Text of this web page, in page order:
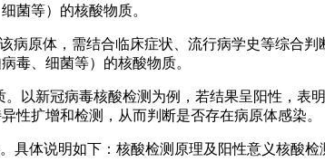
菌等）的核酸物质。
原体，需结合临床症状、流行病学史等综合
毒、细菌等）的核酸物质。
以新冠病毒核酸检测为例，若结果呈阳性，表
性扩增和检测，从而判断是否存在病原体感染。
体说明如下：核酸检测原理及阳性意义核酸